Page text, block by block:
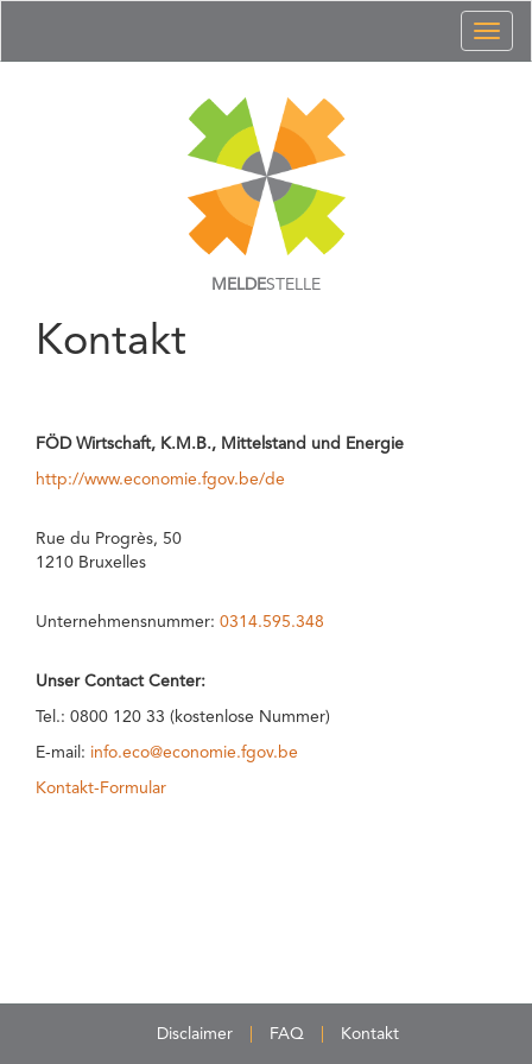
MELDESTELLE
Kontakt
FÖD Wirtschaft, K.M.B., Mittelstand und Energie
http://www.economie.fgov.be/de
Rue du Progrès, 50
1210 Bruxelles
Unternehmensnummer: 0314.595.348
Unser Contact Center:
Tel.: 0800 120 33 (kostenlose Nummer)
E-mail: info.eco@economie.fgov.be
Kontakt-Formular
Disclaimer FAQ Kontakt